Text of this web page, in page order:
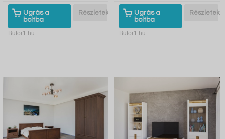
Ugrás a
boltba
Részletek
Butor1.hu
Ugrás a
boltba
Részletek
Butor1.hu